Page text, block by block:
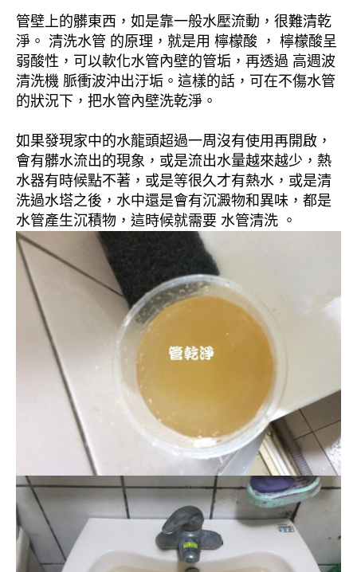
管壁上的髒東西，如是靠一般水壓流動，很難清乾
淨。 清洗水管 的原理，就是用 檸檬酸 ， 檸檬酸呈
弱酸性，可以軟化水管內壁的管垢，再透過 高週波
清洗機 脈衝波沖出汙垢。這樣的話，可在不傷水管
的狀況下，把水管內壁洗乾淨。
如果發現家中的水龍頭超過一周沒有使用再開啟，
會有髒水流出的現象，或是流出水量越來越少，熱
水器有時候點不著，或是等很久才有熱水，或是清
洗過水塔之後，水中還是會有沉澱物和異味，都是
水管產生沉積物，這時候就需要 水管清洗 。